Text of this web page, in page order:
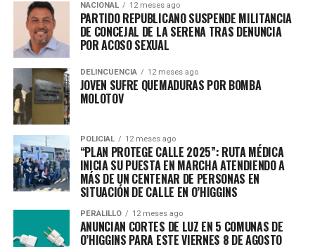
NACIONAL 12 meses ago
PARTIDO REPUBLICANO SUSPENDE MILITANCIA
DE CONCEJAL DE LA SERENA TRAS DENUNCIA
POR ACOSO SEXUAL
DELINCUENCIA 12 meses ago
JOVEN SUFRE QUEMADURAS POR BOMBA
MOLOTOV
POLICIAL 12 meses ago
“PLAN PROTEGE CALLE 2025”: RUTA MÉDICA
INICIA SU PUESTA EN MARCHA ATENDIENDO A
MÁS DE UN CENTENAR DE PERSONAS EN
SITUACIÓN DE CALLE EN O’HIGGINS
PERALILLO 12 meses ago
ANUNCIAN CORTES DE LUZ EN 5 COMUNAS DE
O’HIGGINS PARA ESTE VIERNES 8 DE AGOSTO